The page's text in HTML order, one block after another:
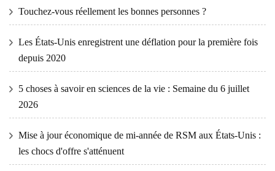
Touchez-vous réellement les bonnes personnes ?
Les États-Unis enregistrent une déflation pour la première fois
depuis 2020
5 choses à savoir en sciences de la vie : Semaine du 6 juillet
2026
Mise à jour économique de mi-année de RSM aux États-Unis :
les chocs d'offre s'atténuent